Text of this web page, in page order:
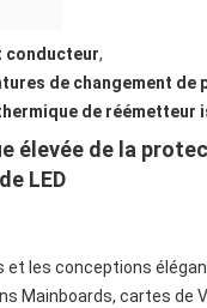
conducteur,
de changement de
de réémetteur
de la
LED
et les conceptions
cartes de